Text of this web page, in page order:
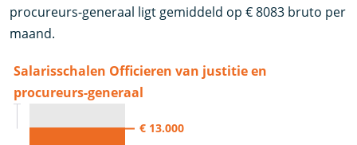
procureurs-generaal ligt gemiddeld op € 8083 bruto per
maand.
Salarisschalen Officieren van justitie en
procureurs-generaal
€ 13.000